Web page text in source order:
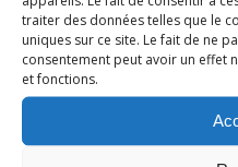
traiter des données telles que le
uniques sur ce site. Le fait de ne
consentement peut avoir un effet
et fonctions.